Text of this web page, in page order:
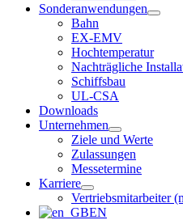
Sonderanwendungen
Bahn
EX-EMV
Hochtemperatur
Nachträgliche
Schiffsbau
UL-CSA
Downloads
Unternehmen
Ziele und Werte
Zulassungen
Messetermine
Karriere
Vertriebsmitarbeiter
EN